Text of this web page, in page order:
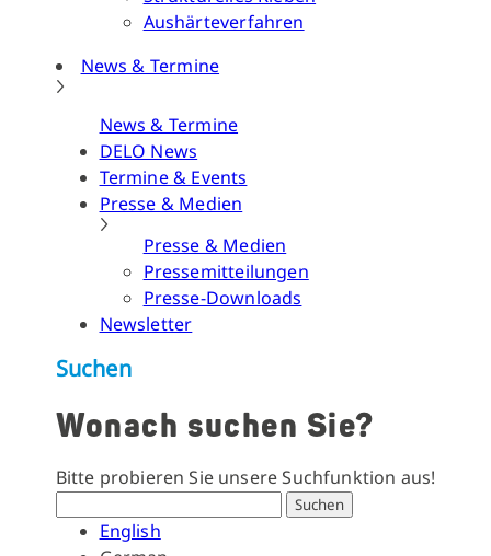
Aushärteverfahren
News & Termine
News & Termine
DELO News
Termine & Events
Presse & Medien
Presse & Medien
Pressemitteilungen
Presse-Downloads
Newsletter
Suchen
Wonach suchen Sie?
Bitte probieren Sie unsere Suchfunktion aus!
Suchen
English